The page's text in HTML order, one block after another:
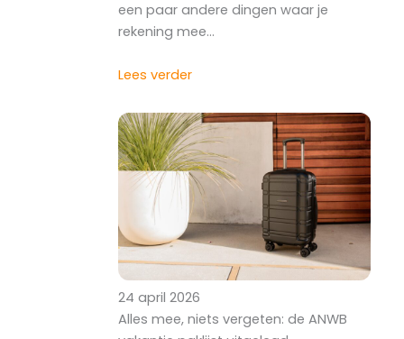
een paar andere dingen waar je
rekening mee…
Lees verder
24 april 2026
Alles mee, niets vergeten: de ANWB